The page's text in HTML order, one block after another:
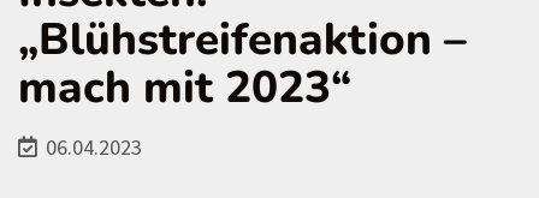
„Blühstreifenaktion –
mach mit 2023“
06.04.2023